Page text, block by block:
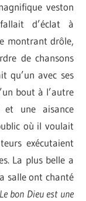
veston
d’éclat à
montrant drôle,
de chansons
qu’un avec ses
bout à l’autre
une aisance
où il voulait
exécutaient
La plus belle a
salle ont chanté
Le bon Dieu est une